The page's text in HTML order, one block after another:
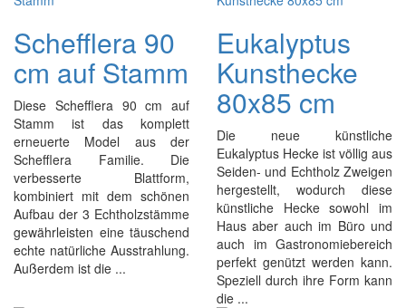
Schefflera 90
cm auf Stamm
Diese Schefflera 90 cm auf
Stamm ist das komplett
erneuerte Model aus der
Schefflera Familie. Die
verbesserte Blattform,
kombiniert mit dem schönen
Aufbau der 3 Echtholzstämme
gewährleisten eine täuschend
echte natürliche Ausstrahlung.
Außerdem ist die ...
Eukalyptus
Kunsthecke
80x85 cm
Die neue künstliche
Eukalyptus Hecke ist völlig aus
Seiden- und Echtholz Zweigen
hergestellt, wodurch diese
künstliche Hecke sowohl im
Haus aber auch im Büro und
auch im Gastronomiebereich
perfekt genützt werden kann.
Speziell durch ihre Form kann
die ...